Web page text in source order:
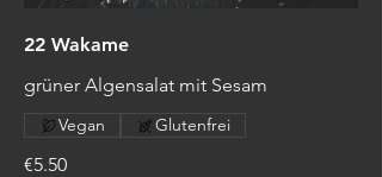
22 Wakame
grüner Algensalat mit Sesam
€5.50
Vegan Glutenfrei